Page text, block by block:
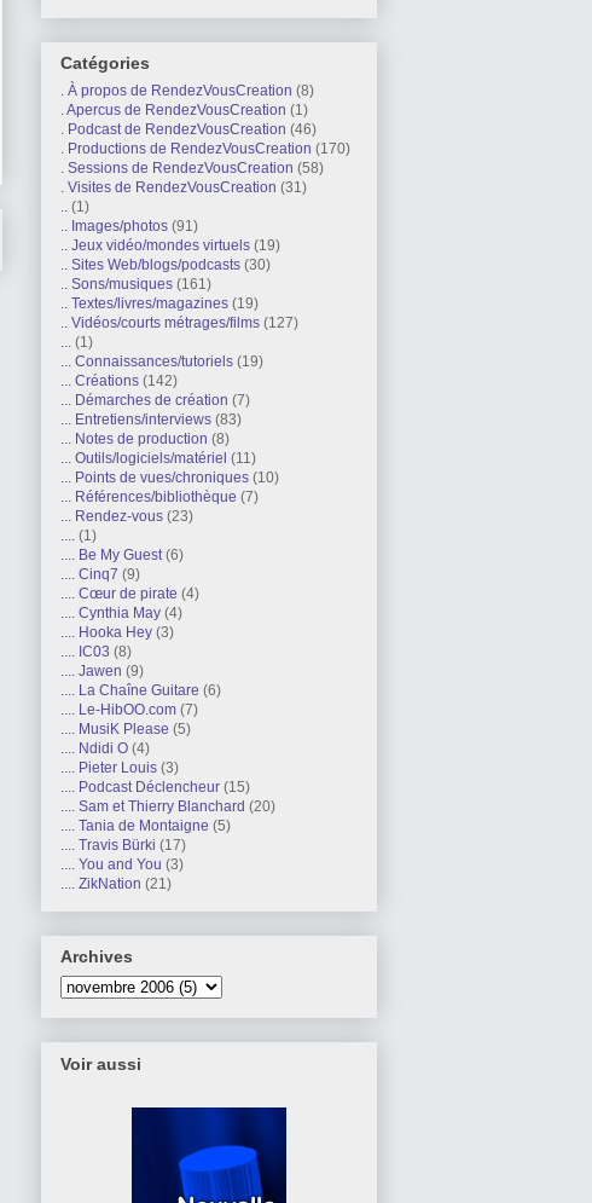
Catégories
. À propos de RendezVousCreation (8)
. Apercus de RendezVousCreation (1)
. Podcast de RendezVousCreation (46)
. Productions de RendezVousCreation (170)
. Sessions de RendezVousCreation (58)
. Visites de RendezVousCreation (31)
.. (1)
.. Images/photos (91)
.. Jeux vidéo/mondes virtuels (19)
.. Sites Web/blogs/podcasts (30)
.. Sons/musiques (161)
.. Textes/livres/magazines (19)
.. Vidéos/courts métrages/films (127)
... (1)
... Connaissances/tutoriels (19)
... Créations (142)
... Démarches de création (7)
... Entretiens/interviews (83)
... Notes de production (8)
... Outils/logiciels/matériel (11)
... Points de vues/chroniques (10)
... Références/bibliothèque (7)
... Rendez-vous (23)
.... (1)
.... Be My Guest (6)
.... Cinq7 (9)
.... Cœur de pirate (4)
.... Cynthia May (4)
.... Hooka Hey (3)
.... IC03 (8)
.... Jawen (9)
.... La Chaîne Guitare (6)
.... Le-HibOO.com (7)
.... MusiK Please (5)
.... Ndidi O (4)
.... Pieter Louis (3)
.... Podcast Déclencheur (15)
.... Sam et Thierry Blanchard (20)
.... Tania de Montaigne (5)
.... Travis Bürki (17)
.... You and You (3)
.... ZikNation (21)
Archives
Voir aussi